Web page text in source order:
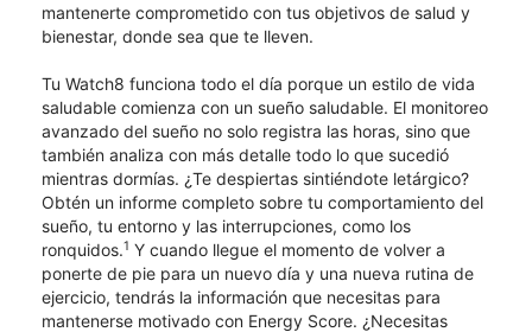
mantenerte comprometido con tus objetivos de salud y
bienestar, donde sea que te lleven.
Tu Watch8 funciona todo el día porque un estilo de vida
saludable comienza con un sueño saludable. El monitoreo
avanzado del sueño no solo registra las horas, sino que
también analiza con más detalle todo lo que sucedió
mientras dormías. ¿Te despiertas sintiéndote letárgico?
Obtén un informe completo sobre tu comportamiento del
sueño, tu entorno y las interrupciones, como los
ronquidos.1 Y cuando llegue el momento de volver a
ponerte de pie para un nuevo día y una nueva rutina de
ejercicio, tendrás la información que necesitas para
mantenerse motivado con Energy Score. ¿Necesitas